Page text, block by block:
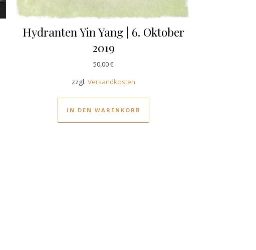
Hydranten Yin Yang | 6. Oktober
2019
50,00€
zzgl. Versandkosten
IN DEN WARENKORB